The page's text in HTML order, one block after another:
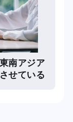
東南アジア
せている